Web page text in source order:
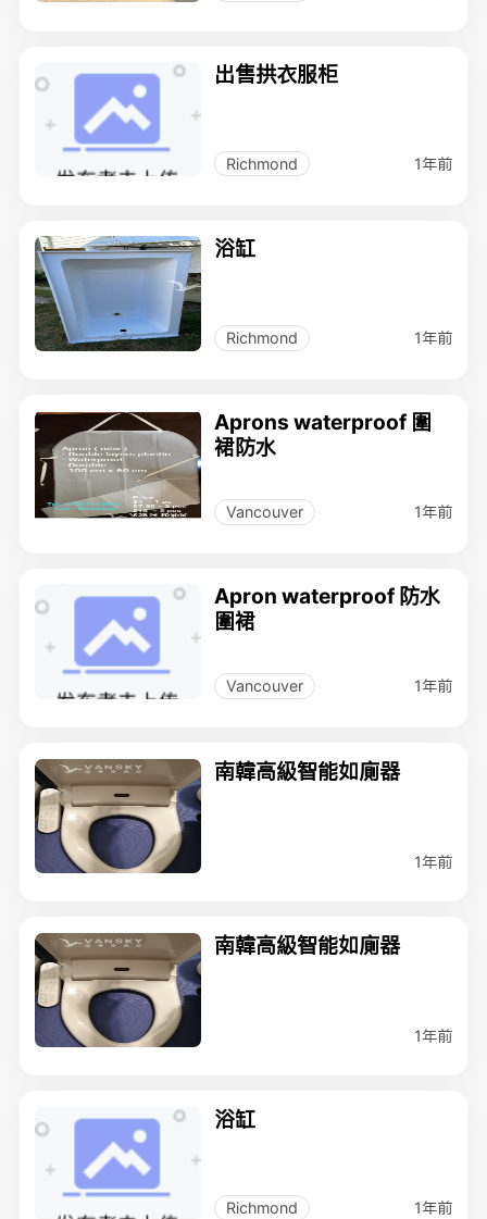
出售拱衣服柜
Richmond 1年前
浴缸
Richmond 1年前
Aprons waterproof 圍
裙防水
Vancouver 1年前
Apron waterproof 防水
圍裙
Vancouver 1年前
南韓高級智能如廁器
1年前
南韓高級智能如廁器
1年前
浴缸
Richmond 1年前